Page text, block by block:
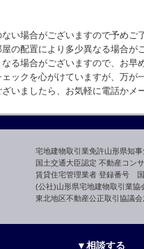
い場合がございますので予めご
の配置により多少異なる場合が
る場合がございますので、お早
ックを心がけていますが、万が
いましたら、お気軽に電話かメ
宅地建物取引業免許山形県知
国土交通大臣認定 不動産コン
賃貸住宅管理業者 登録番号
(公社)山形県宅地建物取引業協
東北地区不動産公正取引協議会
▼相談する